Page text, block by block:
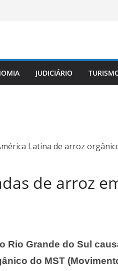
JUDICIÁRIO
Latina de arroz
de arroz
Rio Grande do Sul
do MST